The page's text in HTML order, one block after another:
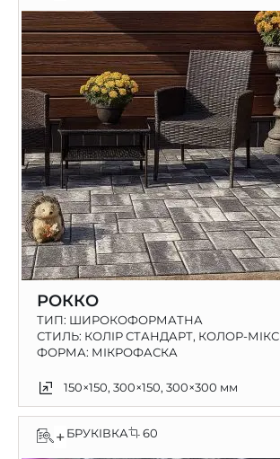
РОККО
ТИП: ШИРОКОФОРМАТНА
СТИЛЬ: КОЛІР СТАНДАРТ, КОЛОР-МІКС
ФОРМА: МІКРОФАСКА
150×150, 300×150, 300×300 мм
+ БРУКІВКА 60